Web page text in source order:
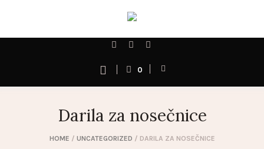
0
Darila za nosečnice
HOME / UNCATEGORIZED / DARILA ZA NOSEČNICE